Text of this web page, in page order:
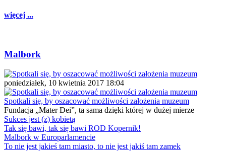
więcej ...
Malbork
poniedziałek, 10 kwietnia 2017 18:04
Spotkali się, by oszacować możliwości założenia muzeum
Fundacja „Mater Dei”, ta sama dzięki której w dużej mierze
Sukces jest (z) kobietą
Tak się bawi, tak się bawi ROD Kopernik!
Malbork w Europarlamencie
To nie jest jakieś tam miasto, to nie jest jakiś tam zamek